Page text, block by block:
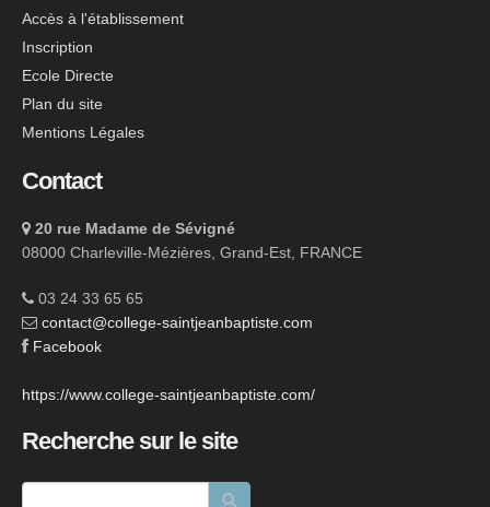
Accès à l'établissement
Inscription
Ecole Directe
Plan du site
Mentions Légales
Contact
20 rue Madame de Sévigné
08000 Charleville-Mézières, Grand-Est, FRANCE
03 24 33 65 65
contact@college-saintjeanbaptiste.com
Facebook
https://www.college-saintjeanbaptiste.com/
Recherche sur le site